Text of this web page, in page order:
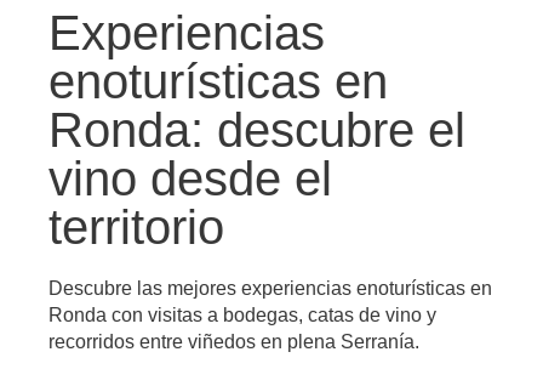
Experiencias
enoturísticas en
Ronda: descubre el
vino desde el
territorio
Descubre las mejores experiencias enoturísticas en
Ronda con visitas a bodegas, catas de vino y
recorridos entre viñedos en plena Serranía.